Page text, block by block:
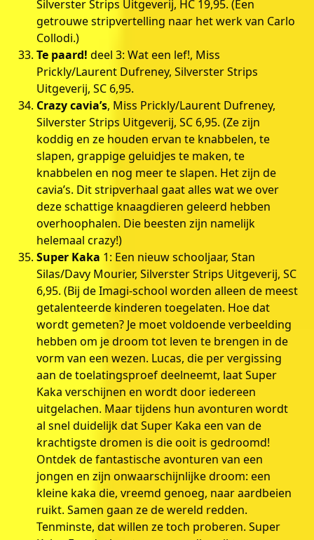
Silverster Strips Uitgeverij, HC 19,95. (Een
getrouwe stripvertelling naar het werk van Carlo
Collodi.)
Te paard! deel 3: Wat een lef!, Miss
Prickly/Laurent Dufreney, Silverster Strips
Uitgeverij, SC 6,95.
Crazy cavia’s, Miss Prickly/Laurent Dufreney,
Silverster Strips Uitgeverij, SC 6,95. (Ze zijn
koddig en ze houden ervan te knabbelen, te
slapen, grappige geluidjes te maken, te
knabbelen en nog meer te slapen. Het zijn de
cavia’s. Dit stripverhaal gaat alles wat we over
deze schattige knaagdieren geleerd hebben
overhoophalen. Die beesten zijn namelijk
helemaal crazy!)
Super Kaka 1: Een nieuw schooljaar, Stan
Silas/Davy Mourier, Silverster Strips Uitgeverij, SC
6,95. (Bij de Imagi-school worden alleen de meest
getalenteerde kinderen toegelaten. Hoe dat
wordt gemeten? Je moet voldoende verbeelding
hebben om je droom tot leven te brengen in de
vorm van een wezen. Lucas, die per vergissing
aan de toelatingsproef deelneemt, laat Super
Kaka verschijnen en wordt door iedereen
uitgelachen. Maar tijdens hun avonturen wordt
al snel duidelijk dat Super Kaka een van de
krachtigste dromen is die ooit is gedroomd!
Ontdek de fantastische avonturen van een
jongen en zijn onwaarschijnlijke droom: een
kleine kaka die, vreemd genoeg, naar aardbeien
ruikt. Samen gaan ze de wereld redden.
Tenminste, dat willen ze toch proberen. Super